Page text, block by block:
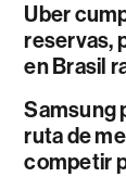
Uber
reservas,
en Brasil
Samsung
ruta de
competir